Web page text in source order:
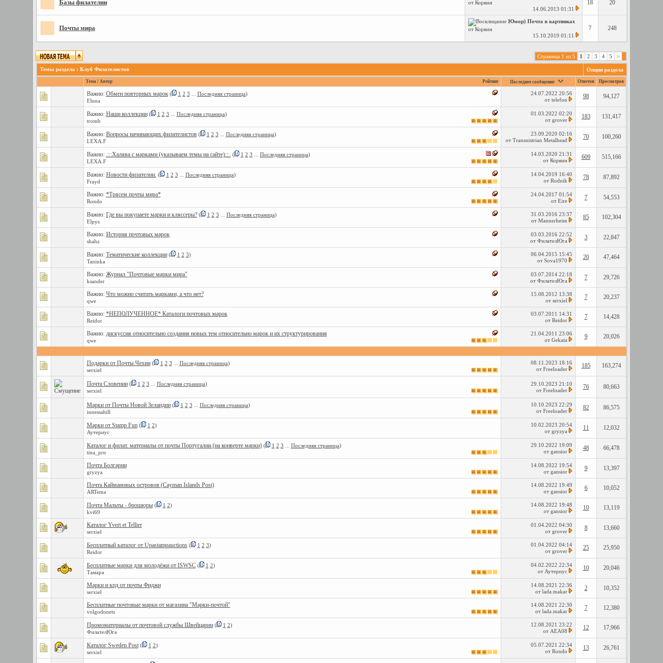
Базы филателии
от Корвин
14.06.2013 01:31
18 20
Почты мира
Юмор) Почта в картинках
от Корвин
15.10.2019 01:11
7 248
Страница 1 из 5 1 2 3 4 5 >
Темы раздела : Клуб Филателистов Опции раздела
Рейтинг
Тема/ Автор Последнее сообщение Ответов Просмотров
Важно: Обмен повторных марок ( 1 2 3 Последняя страница)
Eluna
24.07.2022 20:56
от telefon 98 94,127
Важно: Наши коллекции ( 1 2 3 Последняя страница)
tromb
01.03.2022 02:20
от grover 183 131,417
Важно: Вопросы начинающих филателистов ( 1 2 3 Последняя страница)
LEXA.F
23.09.2020 02:16
от Transnistrian Metalhead 70 100,260
Важно: .:::Халява с марками (указываем темы на сайте):::. ( 1 2 3 Последняя страница)
LEXA.F
14.03.2020 21:31
от Корвин 609 515,166
Важно: Новости филателии. ( 1 2 3 Последняя страница)
Frayd
14.04.2019 16:40
от Rodnik 78 87,892
Важно: *Трясем почты мира*
Rondo
24.04.2017 01:54
от Eire 7 54,553
Важно: Где вы покупаете марки и кляссеры? ( 1 2 3 Последняя страница)
Elpys
31.03.2016 23:37
от Mannerheim 85 102,304
Важно: История почтовых марок
shahz
03.03.2016 22:52
от ФилателЮга 3 22,847
Важно: Тематические коллекции ( 1 2 3)
Taninka
06.04.2015 15:45
от Sova1970 20 47,464
Важно: Журнал "Почтовые марки мира"
ksander
03.07.2014 22:18
от ФилателЮга 7 29,726
Важно: Что можно считать марками, а что нет?
qwe
15.08.2012 13:38
от serxiel 7 20,237
Важно: *НЕПОЛУЧЕННОЕ* Каталоги почтовых марок
Reidor
03.07.2011 14:31
от Reidor 7 14,428
Важно: дискуссия относительно создания новых тем относительно марок и их структурирования
qwe
21.04.2011 23:06
от Gekata 9 20,026
Подарки от Почты Чехии ( 1 2 3 Последняя страница)
serxiel
08.11.2023 18:16
от Freeloader 185 163,274
Почта Словении ( 1 2 3 Последняя страница)
serxiel
29.10.2023 21:10
от Freeloader 76 80,663
Марки от Почты Новой Зеландии ( 1 2 3 Последняя страница)
innessahill
10.10.2023 22:29
от Freeloader 82 86,575
Марки от Stamp Fun ( 1 2)
Аутериус
10.02.2023 20:54
от gryzya 11 12,032
Каталог и филат. материалы от почты Португалии (на конверте марки) ( 1 2 3 Последняя страница)
tina_prn
29.10.2022 19:09
от gansior 48 66,478
Почта Болгарии
gryzya
14.08.2022 19:54
от gansior 9 13,397
Почта Каймановых островов (Cayman Islands Post)
ARTema
14.08.2022 19:49
от gansior 6 10,052
Почта Мальты - брошюры ( 1 2)
kvi69
14.08.2022 19:48
от gansior 10 13,119
Каталог Yvert et Tellier
serxiel
01.04.2022 04:30
от grover 8 13,660
Бесплатный каталог от Upastampauctions ( 1 2 3)
Reidor
01.04.2022 04:14
от grover 25 25,950
Бесплатные марки для молодёжи от ISWSC ( 1 2)
Тамара
04.02.2022 22:34
от Аутериус 10 20,046
Марки и кпд от почты Фиджи
serxiel
14.08.2021 22:36
от lada.makar 2 10,352
Бесплатные почтовые марки от магазина "Марки-почтой"
volgodonets
14.08.2021 22:30
от lada.makar 7 12,380
Промоматериалы от почтовой службы Швейцарии ( 1 2)
ФилателЮга
12.08.2021 23:22
от AEA08 12 17,966
Каталог Sweden Post ( 1 2)
serxiel
05.07.2021 22:34
от Rondo 13 26,761